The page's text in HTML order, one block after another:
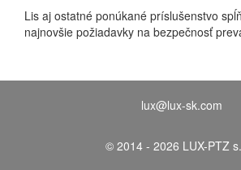
Lis aj ostatné ponúkané príslušenstvo
najnovšie požiadavky na bezpečnosť
lux@lux-sk.com
© 2014 - 2026 LUX-PTZ